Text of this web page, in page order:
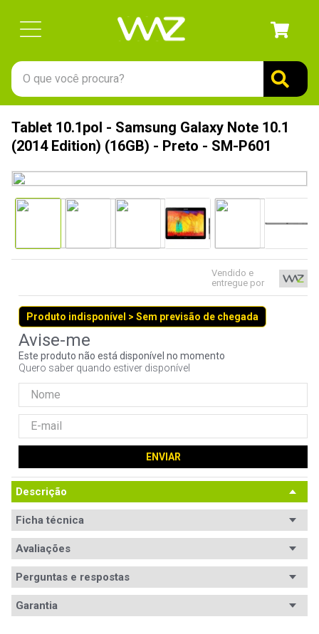
O que você procura?
Tablet 10.1pol - Samsung Galaxy Note 10.1
(2014 Edition) (16GB) - Preto - SM-P601
Vendido e
entregue por
Produto indisponível > Sem previsão de chegada
Este produto não está disponível no momento
Quero saber quando estiver disponível
ENVIAR
Descrição
Ficha técnica
Ficha
Técnica
Código WAZ
107292
Peso
Avaliações
Avaliações
Perguntas e respostas
Garantia
1º
gabinete
3º
teclado
ssd
openbox
6º
mouse
8º
fractal
10º hd